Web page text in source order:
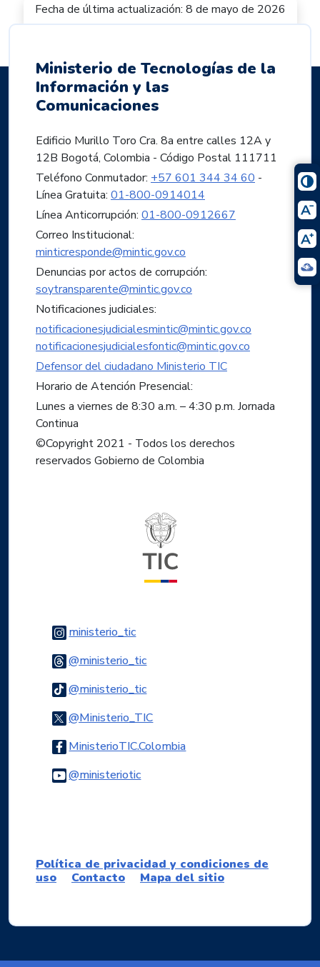
Fecha de última actualización: 8 de mayo de 2026
Ministerio de Tecnologías de la
Información y las
Comunicaciones
Edificio Murillo Toro Cra. 8a entre calles 12A y
12B Bogotá, Colombia - Código Postal 111711
Teléfono Conmutador: +57 601 344 34 60 -
Línea Gratuita: 01-800-0914014
Línea Anticorrupción: 01-800-0912667
Correo Institucional:
minticresponde@mintic.gov.co
Denuncias por actos de corrupción:
soytransparente@mintic.gov.co
Notificaciones judiciales:
notificacionesjudicialesmintic@mintic.gov.co
notificacionesjudicialesfontic@mintic.gov.co
Defensor del ciudadano Ministerio TIC
Horario de Atención Presencial:
Lunes a viernes de 8:30 a.m. – 4:30 p.m. Jornada
Continua
©Copyright 2021 - Todos los derechos
reservados Gobierno de Colombia
ministerio_ticLogo Instagram
@ministerio_ticLogo Threads
@ministerio_ticLogo Tiktok
@Ministerio_TICLogo Twitter
MinisterioTIC.ColombiaLogo Facebook
@ministerioticLogo Youtube
Política de privacidad y condiciones de
uso
Contacto Mapa del sitio